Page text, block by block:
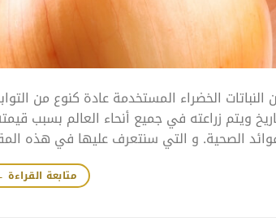
الخضراء المستخدمة عادة كنوع من
ويتم زراعته في جميع أنحاء العالم بسبب
الصحية. و التي سنتعرف عليها في هذه
متابعة القراءة